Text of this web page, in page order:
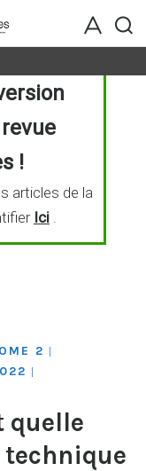
!
articles de la
Ici.
2 |
|
quelle